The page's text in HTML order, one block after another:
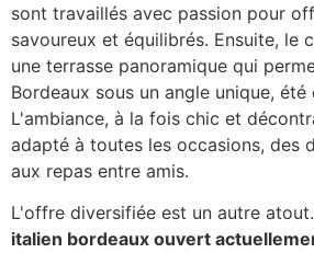
sont travaillés avec passion pour
savoureux et équilibrés. Ensuite, le
une terrasse panoramique qui
Bordeaux sous un angle unique, été
L'ambiance, à la fois chic et
adapté à toutes les occasions, des
aux repas entre amis.
L'offre diversifiée est un autre
italien bordeaux ouvert